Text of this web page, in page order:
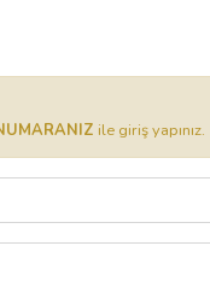
ile giriş yapınız.